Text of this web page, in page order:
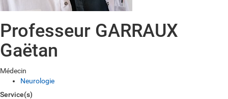
Professeur GARRAUX
Gaëtan
Médecin
Neurologie
Service(s)